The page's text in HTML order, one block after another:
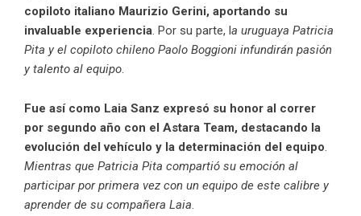
copiloto italiano Maurizio Gerini, aportando su
invaluable experiencia . Por su parte, la uruguaya Patricia
Pita y el copiloto chileno Paolo Boggioni infundirán pasión
y talento al equipo
Fue así como Laia Sanz expresó su honor al correr
por segundo año con el Astara Team, destacando la
evolución del vehículo y la determinación del equipo
Mientras que Patricia Pita compartió su emoción al
participar por primera vez con un equipo de este calibre y
aprender de su compañera Laia